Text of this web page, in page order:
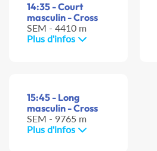
14:35 - Court
masculin - Cross
SEM - 4410 m
Plus d'infos
15:45 - Long
masculin - Cross
SEM - 9765 m
Plus d'infos